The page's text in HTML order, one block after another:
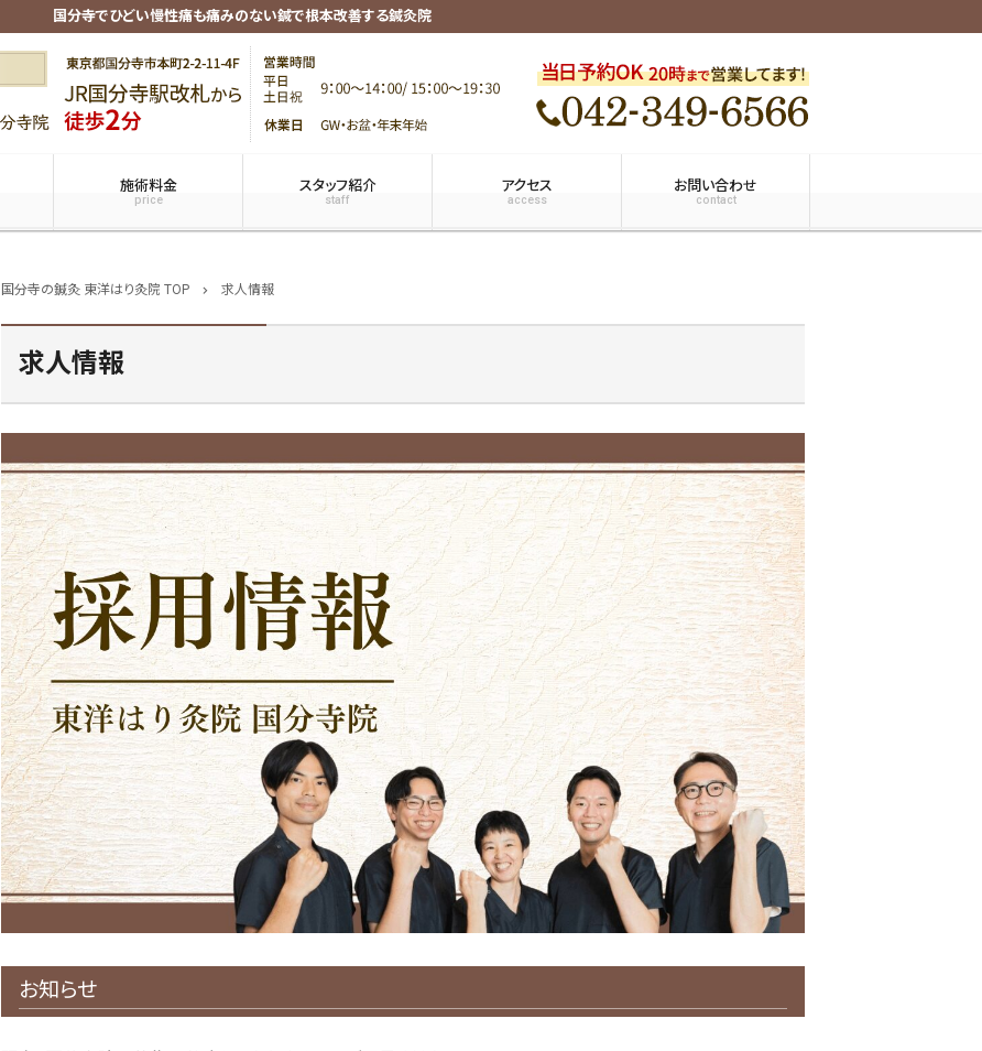
国分寺でひどい慢性痛も痛みのない鍼で根本改善する鍼灸院
施術料金
price
スタッフ紹介
staff
アクセス
access
お問い合わせ
contact
国分寺の鍼灸 東洋はり灸院 TOP chevron_right 求人情報
求人情報
お知らせ